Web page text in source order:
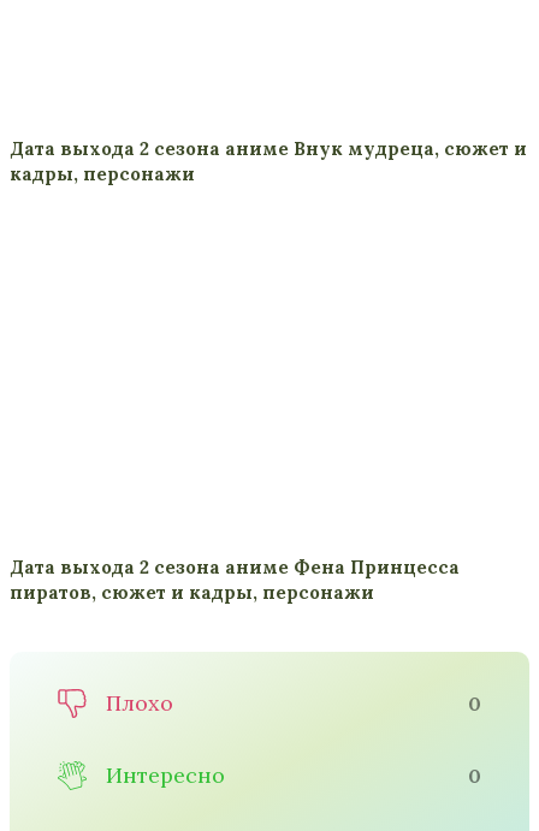
Дата выхода 2 сезона аниме Внук мудреца, сюжет и
кадры, персонажи
Дата выхода 2 сезона аниме Фена Принцесса
пиратов, сюжет и кадры, персонажи
Плохо 0
Интересно 0